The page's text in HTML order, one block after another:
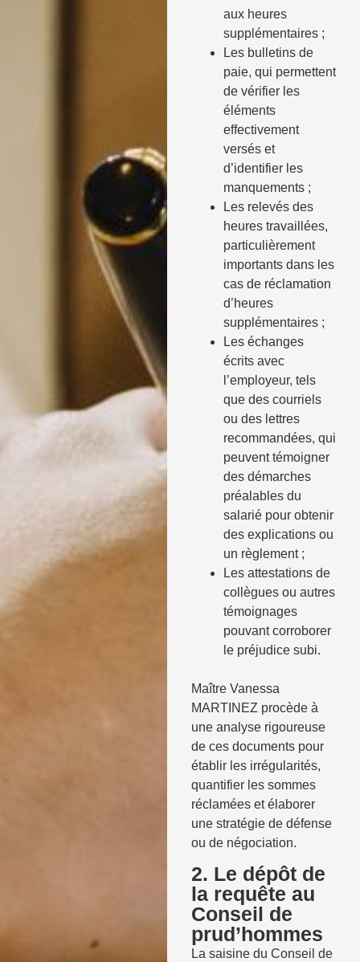
aux heures
supplémentaires ;
Les bulletins de
paie, qui permettent
de vérifier les
éléments
effectivement
versés et
d’identifier les
manquements ;
Les relevés des
heures travaillées,
particulièrement
importants dans les
cas de réclamation
d’heures
supplémentaires ;
Les échanges
écrits avec
l’employeur, tels
que des courriels
ou des lettres
recommandées, qui
peuvent témoigner
des démarches
préalables du
salarié pour obtenir
des explications ou
un règlement ;
Les attestations de
collègues ou autres
témoignages
pouvant corroborer
le préjudice subi.
Maître Vanessa
MARTINEZ procède à
une analyse rigoureuse
de ces documents pour
établir les irrégularités,
quantifier les sommes
réclamées et élaborer
une stratégie de défense
ou de négociation.
2. Le dépôt de
la requête au
Conseil de
prud’hommes
La saisine du Conseil de